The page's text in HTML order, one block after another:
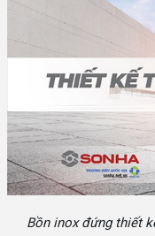
Bồn inox đứng thiết